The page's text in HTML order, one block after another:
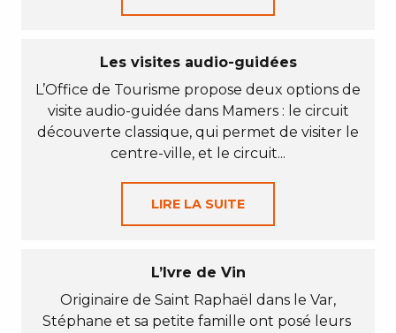
Les visites audio-guidées
L’Office de Tourisme propose deux options de
visite audio-guidée dans Mamers : le circuit
découverte classique, qui permet de visiter le
centre-ville, et le circuit...
LIRE LA SUITE
L’Ivre de Vin
Originaire de Saint Raphaël dans le Var,
Stéphane et sa petite famille ont posé leurs